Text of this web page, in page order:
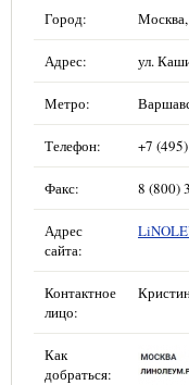
Город:
Адрес: ул.
Метро:
Телефон: +7
Факс: 8 (800)
Адрес
сайта:
Контактное
лицо:
Как
добраться: